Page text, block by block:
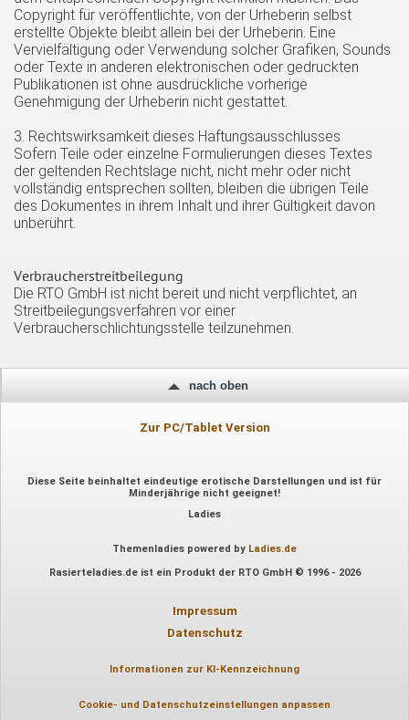
Copyright für veröffentlichte, von der Urheberin selbst
erstellte Objekte bleibt allein bei der Urheberin. Eine
Vervielfältigung oder Verwendung solcher Grafiken, Sounds
oder Texte in anderen elektronischen oder gedruckten
Publikationen ist ohne ausdrückliche vorherige
Genehmigung der Urheberin nicht gestattet.
3. Rechtswirksamkeit dieses Haftungsausschlusses
Sofern Teile oder einzelne Formulierungen dieses Textes
der geltenden Rechtslage nicht, nicht mehr oder nicht
vollständig entsprechen sollten, bleiben die übrigen Teile
des Dokumentes in ihrem Inhalt und ihrer Gültigkeit davon
unberührt.
Verbraucherstreitbeilegung
Die RTO GmbH ist nicht bereit und nicht verpflichtet, an
Streitbeilegungsverfahren vor einer
Verbraucherschlichtungsstelle teilzunehmen.
nach oben
Zur PC/Tablet Version
Diese Seite beinhaltet eindeutige erotische Darstellungen und ist für
Minderjährige nicht geeignet!
Ladies
Themenladies powered by Ladies.de
Rasierteladies.de ist ein Produkt der RTO GmbH © 1996 - 2026
Impressum
Datenschutz
Informationen zur KI-Kennzeichnung
Cookie- und Datenschutzeinstellungen anpassen